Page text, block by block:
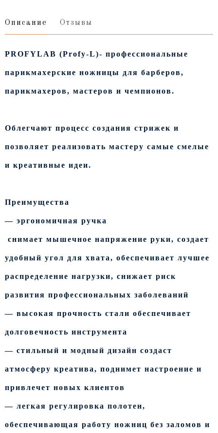
Описание Отзывы
PROFYLAB (Profy-L)- профессиональные
парикмахерские ножницы для барберов,
парикмахеров, мастеров и чемпионов.
Облегчают процесс создания стрижек и
позволяет реализовать мастеру самые смелые
и креативные идеи.
Преимущества
— эргономичная ручка
снимает мышечное напряжение руки, создает
удобный угол для хвата, обеспечивает лучшее
распределение нагрузки, снижает риск
развития профессиональных заболеваний
— высокая прочность стали обеспечивает
долговечность инструмента
— стильный и модный дизайн создаст
атмосферу креатива, поднимет настроение и
привлечет новых клиентов
— легкая регулировка полотен,
обеспечивающая работу ножниц без заломов и